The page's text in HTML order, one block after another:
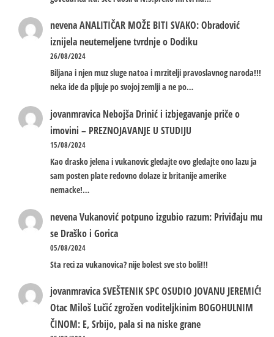
nevenaANALITIČAR MOŽE BITI SVAKO: Obradović
iznijela neutemeljene tvrdnje o Dodiku
26/08/2024
Biljana i njen muz sluge natoa i mrzitelji pravoslavnog naroda!!!
neka ide da pljuje po svojoj zemlji a ne po…
jovanmravica Nebojša Drinić i izbjegavanje priče o
imovini – PREZNOJAVANJE U STUDIJU
15/08/2024
Kao drasko jelena i vukanovic gledajte ovo gledajte ono lazu ja
sam posten plate redovno dolaze iz britanije amerike
nemacke!…
nevenaVukanović potpuno izgubio razum: Priviđaju mu
se Draško i Gorica
05/08/2024
Sta reci za vukanovica? nije bolest sve sto boli!!!
jovanmravicaSVEŠTENIK SPC OSUDIO JOVANU JEREMIĆ!
Otac Miloš Lučić zgrožen voditeljkinim BOGOHULNIM
ČINOM: E, Srbijo, pala si na niske grane